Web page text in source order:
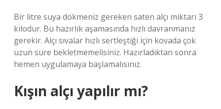
Bir litre suya dökmeniz gereken saten alçı miktarı 3
kilodur. Bu hazırlık aşamasında hızlı davranmanız
gerekir. Alçı sıvalar hızlı sertleştiği için kovada çok
uzun süre bekletmemelisiniz. Hazırladıktan sonra
hemen uygulamaya başlamalısınız.
Kışın alçı yapılır mı?